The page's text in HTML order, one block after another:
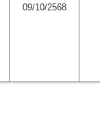
09/10/2568